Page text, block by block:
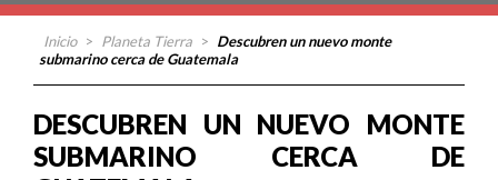
Inicio > Planeta Tierra > Descubren un nuevo monte
submarino cerca de Guatemala
DESCUBREN UN NUEVO MONTE
SUBMARINO CERCA DE